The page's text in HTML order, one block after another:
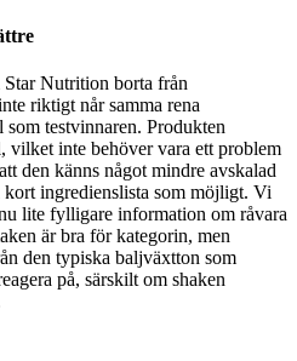
Nutrition borta från
riktigt når samma rena
testvinnaren. Produkten
vilket inte behöver vara ett problem
den känns något mindre avskalad
ingredienslista som möjligt. Vi
lite fylligare information om råvara
är bra för kategorin, men
den typiska baljväxtton som
på, särskilt om shaken